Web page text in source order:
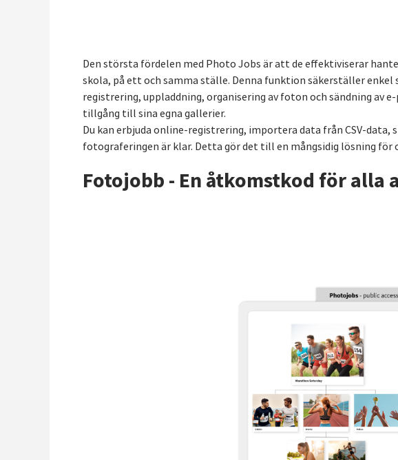
Den största fördelen med Photo Jobs är att de effektiviserar
skola, på ett och samma ställe. Denna funktion säkerställer
registrering, uppladdning, organisering av foton och sändning av
tillgång till sina egna gallerier.
Du kan erbjuda online-registrering, importera data från CSV-
fotograferingen är klar. Detta gör det till en mångsidig lösning för
Fotojobb - En åtkomstkod för alla